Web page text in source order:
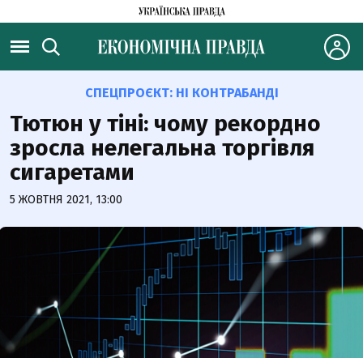
СПЕЦПРОЄКТ: НІ КОНТРАБАНДІ
Тютюн у тіні: чому рекордно
зросла нелегальна торгівля
сигаретами
5 ЖОВТНЯ 2021, 13:00